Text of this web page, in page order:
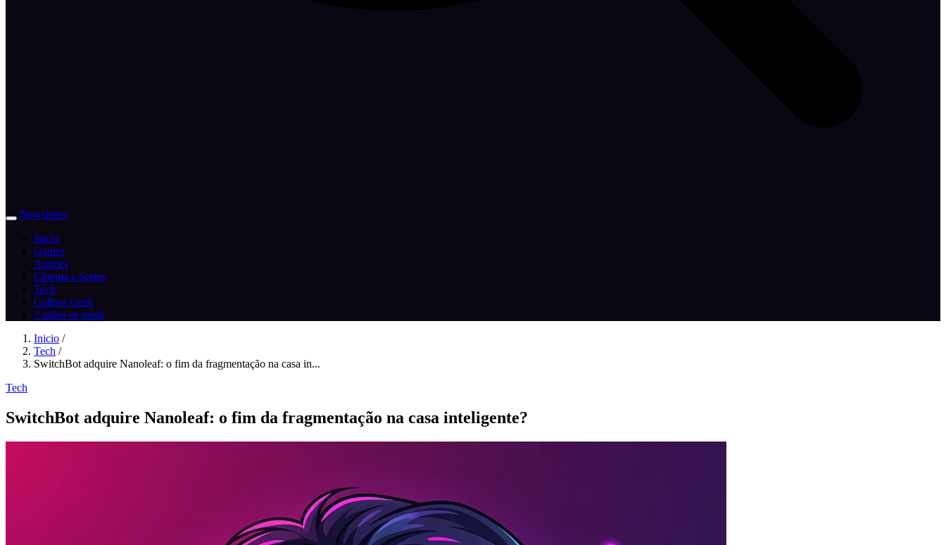
Newsletter
Inicio
Games
Animes
Cinema e Series
Tech
Cultura Geek
// todos os posts
Inicio /
Tech /
SwitchBot adquire Nanoleaf: o fim da fragmentação na casa in...
Tech
SwitchBot adquire Nanoleaf: o fim da fragmentação na casa inteligente?